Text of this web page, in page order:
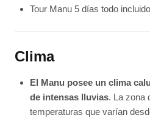
Tour Manu 5 días todo
Clima
El Manu posee un clima
de intensas lluvias. La zona
temperaturas que varían